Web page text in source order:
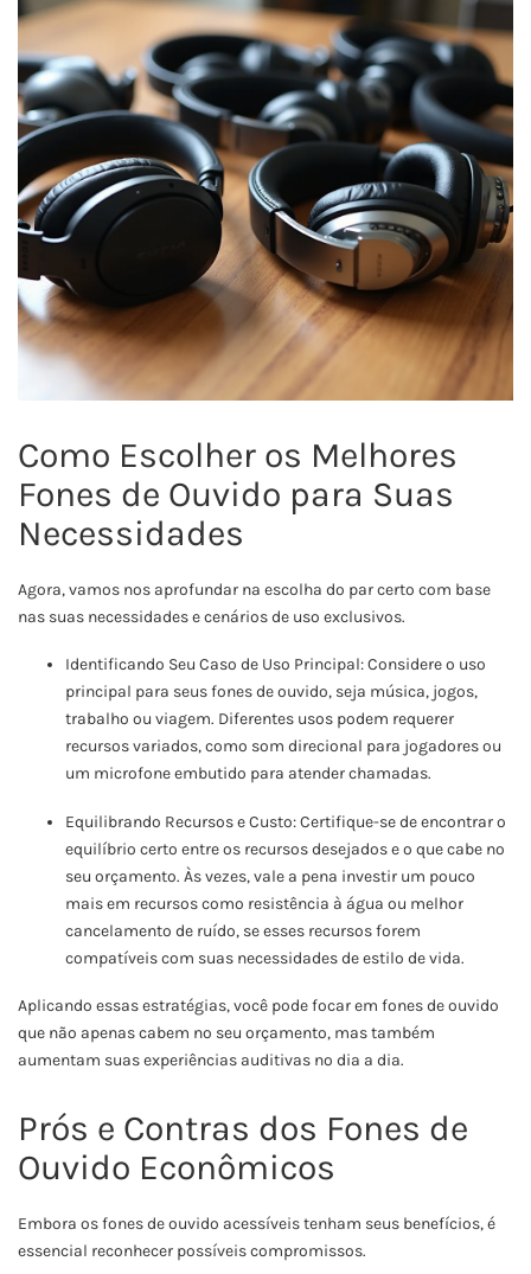
Como Escolher os Melhores
Fones de Ouvido para Suas
Necessidades
Agora, vamos nos aprofundar na escolha do par certo com base
nas suas necessidades e cenários de uso exclusivos.
Identificando Seu Caso de Uso Principal: Considere o uso
principal para seus fones de ouvido, seja música, jogos,
trabalho ou viagem. Diferentes usos podem requerer
recursos variados, como som direcional para jogadores ou
um microfone embutido para atender chamadas.
Equilibrando Recursos e Custo: Certifique-se de encontrar o
equilíbrio certo entre os recursos desejados e o que cabe no
seu orçamento. Às vezes, vale a pena investir um pouco
mais em recursos como resistência à água ou melhor
cancelamento de ruído, se esses recursos forem
compatíveis com suas necessidades de estilo de vida.
Aplicando essas estratégias, você pode focar em fones de ouvido
que não apenas cabem no seu orçamento, mas também
aumentam suas experiências auditivas no dia a dia.
Prós e Contras dos Fones de
Ouvido Econômicos
Embora os fones de ouvido acessíveis tenham seus benefícios, é
essencial reconhecer possíveis compromissos.